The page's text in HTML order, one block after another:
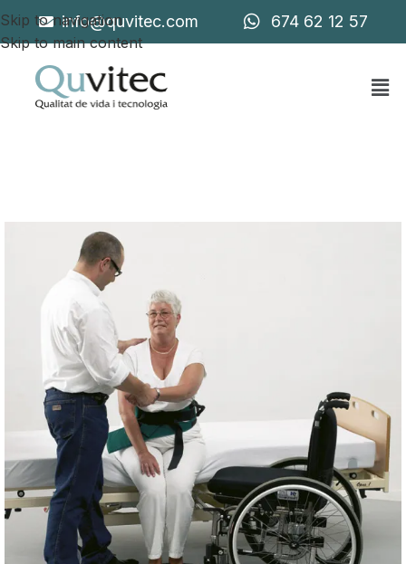
Skip to navigation
Skip to main content
info@quvitec.com 674 62 12 57